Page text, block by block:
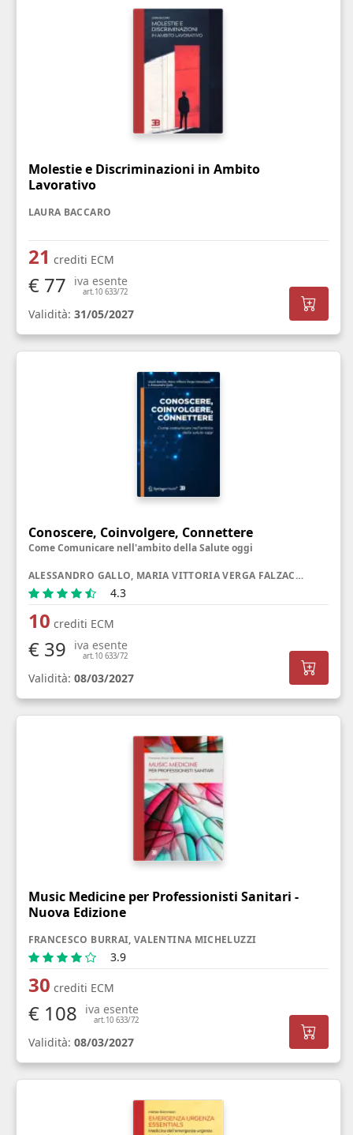
Molestie e Discriminazioni in Ambito
Lavorativo
LAURA BACCARO
21 crediti ECM
€ 77 iva esente
art.10 633/72
Validità: 31/05/2027
Conoscere, Coinvolgere, Connettere
Come Comunicare nell'ambito della Salute oggi
ALESSANDRO GALLO, MARIA VITTORIA VERGA FALZACAPPA, GIULIA RANCATI
4.3
10 crediti ECM
€ 39 iva esente
art.10 633/72
Validità: 08/03/2027
Music Medicine per Professionisti Sanitari -
Nuova Edizione
FRANCESCO BURRAI, VALENTINA MICHELUZZI
3.9
30 crediti ECM
€ 108 iva esente
art.10 633/72
Validità: 08/03/2027